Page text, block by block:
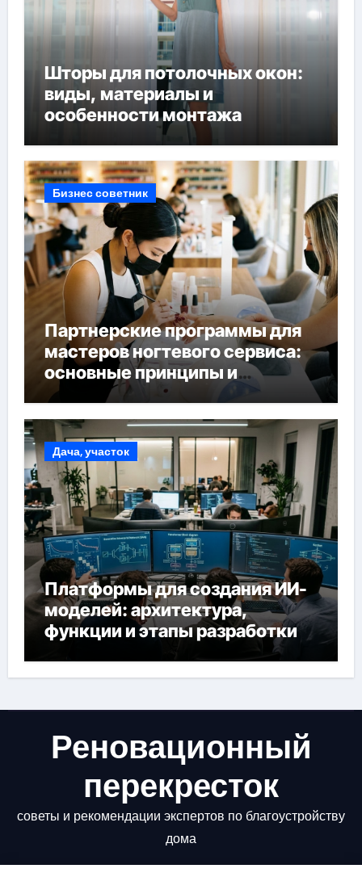
Шторы для потолочных окон:
виды, материалы и
особенности монтажа
Бизнес советник
Партнерские программы для
мастеров ногтевого сервиса:
основные принципы и
форматы участия
Дача, участок
Платформы для создания ИИ-
моделей: архитектура,
функции и этапы разработки
Реновационный
перекресток
советы и рекомендации экспертов по благоустройству
дома